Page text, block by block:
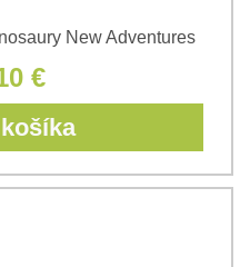
New Adventures
€